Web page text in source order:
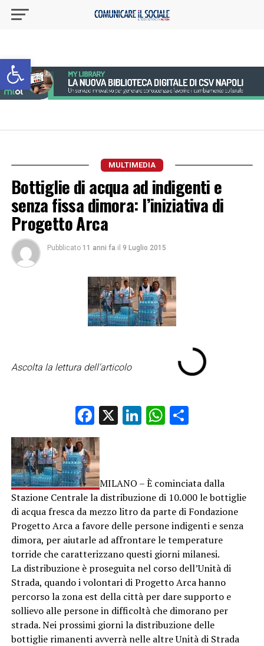
Apri la barra degli strumenti
MULTIMEDIA
Bottiglie di acqua ad indigenti e
senza fissa dimora: l’iniziativa di
Progetto Arca
Pubblicato 11 anni fa il 9 Luglio 2015
Ascolta la lettura dell'articolo
Facebook
X LinkedIn
WhatsApp
Condividi
MILANO – È cominciata dalla
Stazione Centrale la distribuzione di 10.000 le bottiglie
di acqua fresca da mezzo litro da parte di Fondazione
Progetto Arca a favore delle persone indigenti e senza
dimora, per aiutarle ad affrontare le temperature
torride che caratterizzano questi giorni milanesi.
La distribuzione è proseguita nel corso dell’Unità di
Strada, quando i volontari di Progetto Arca hanno
percorso la zona est della città per dare supporto e
sollievo alle persone in difficoltà che dimorano per
strada. Nei prossimi giorni la distribuzione delle
bottiglie rimanenti avverrà nelle altre Unità di Strada